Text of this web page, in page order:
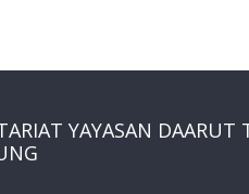
YAYASAN DAARUT